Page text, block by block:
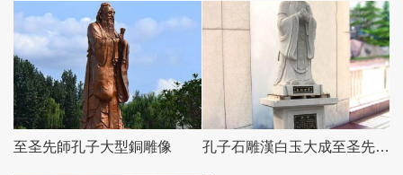
至圣先師孔子大型銅雕像 孔子石雕漢白玉大成至圣先師雕塑